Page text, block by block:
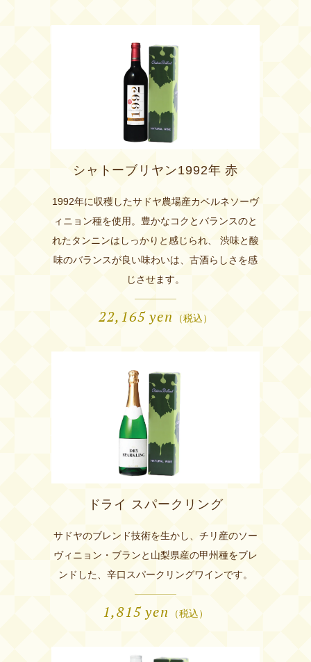
シャトーブリヤン1992年 赤
1992年に収穫したサドヤ農場産カベルネソーヴ
ィニョン種を使用。豊かなコクとバランスのと
れたタンニンはしっかりと感じられ、 渋味と酸
味のバランスが良い味わいは、古酒らしさを感
じさせます。
22,165yen （税込）
ドライ スパークリング
サドヤのブレンド技術を生かし、チリ産のソー
ヴィニョン・ブランと山梨県産の甲州種をブレ
ンドした、辛口スパークリングワインです。
1,815yen （税込）